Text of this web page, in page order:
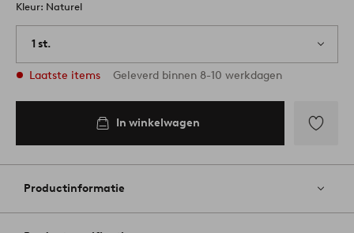
Kleur: Naturel
1 st.
Laatste items Geleverd binnen 8-10 werkdagen
In winkelwagen
aan
Productinformatie